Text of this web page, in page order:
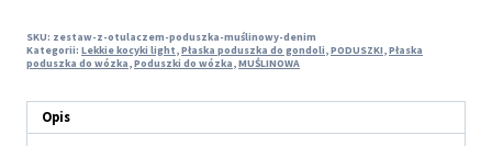
SKU: zestaw-z-otulaczem-poduszka-muślinowy-denim
Kategorii: Lekkie kocyki light,Płaska poduszka do gondoli,PODUSZKI,Płaska
poduszka do wózka,Poduszki do wózka,MUŚLINOWA
Opis